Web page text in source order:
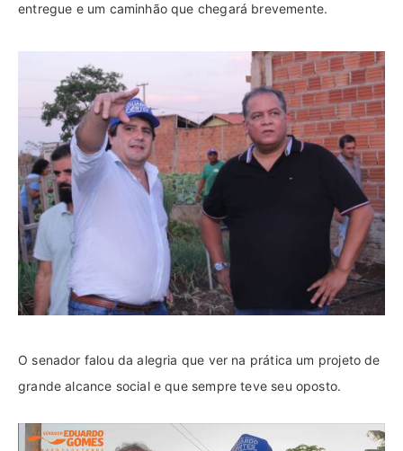
entregue e um caminhão que chegará brevemente.
O senador falou da alegria que ver na prática um projeto de
grande alcance social e que sempre teve seu oposto.